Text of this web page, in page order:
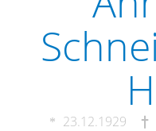
23.12.1929